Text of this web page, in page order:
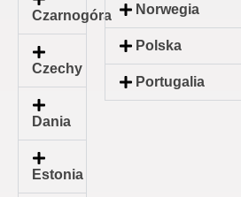
Czarnogóra
Czechy
Dania
Estonia
Norwegia
Polska
Portugalia